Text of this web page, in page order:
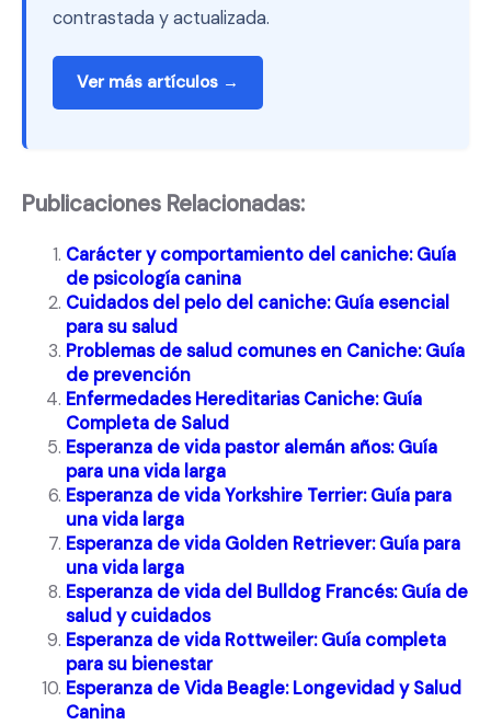
contrastada y actualizada.
Ver más artículos →
Publicaciones Relacionadas:
Carácter y comportamiento del caniche: Guía
de psicología canina
Cuidados del pelo del caniche: Guía esencial
para su salud
Problemas de salud comunes en Caniche: Guía
de prevención
Enfermedades Hereditarias Caniche: Guía
Completa de Salud
Esperanza de vida pastor alemán años: Guía
para una vida larga
Esperanza de vida Yorkshire Terrier: Guía para
una vida larga
Esperanza de vida Golden Retriever: Guía para
una vida larga
Esperanza de vida del Bulldog Francés: Guía de
salud y cuidados
Esperanza de vida Rottweiler: Guía completa
para su bienestar
Esperanza de Vida Beagle: Longevidad y Salud
Canina